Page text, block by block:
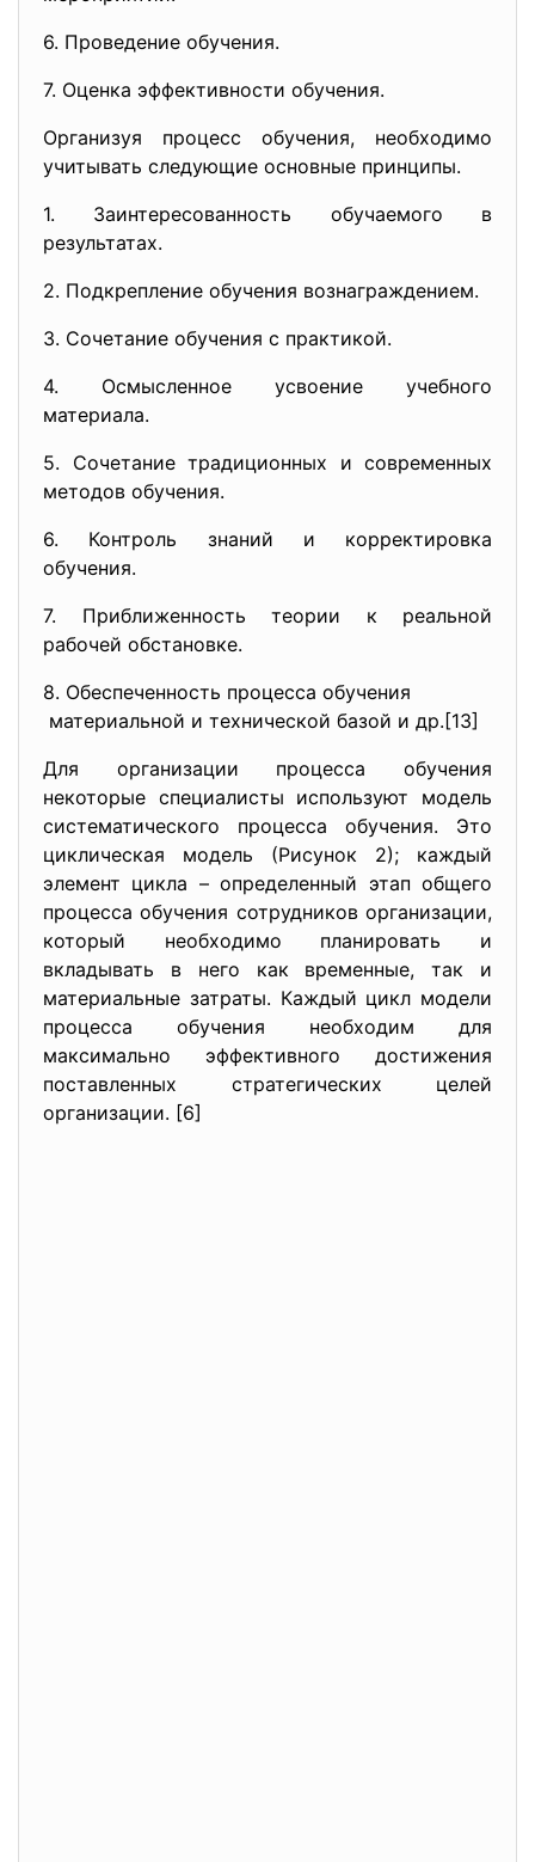
6. Проведение обучения.
7. Оценка эффективности обучения.
Организуя процесс обучения, необходимо
учитывать следующие основные принципы.
1. Заинтересованность обучаемого в
результатах.
2. Подкрепление обучения вознаграж­дением.
3. Сочетание обучения с практикой.
4. Осмысленное усвоение учебного
материала.
5. Сочетание традиционных и современных
методов обучения.
6. Контроль знаний и корректировка
обучения.
7. Приближенность теории к реальной
рабочей обстановке.
8. Обеспеченность процесса обучения
материальной и технической базой и др.[13]
Для организации процесса обучения
некоторые специалисты используют модель
систематического процесса обучения. Это
циклическая модель (Рисунок 2); каждый
элемент цикла – определенный этап общего
процесса обучения сотрудников организации,
который необходимо планировать и
вкладывать в него как временные, так и
материальные затраты. Каждый цикл модели
процесса обучения необходим для
максимально эффективного достижения
поставленных стратегических целей
организации. [6]